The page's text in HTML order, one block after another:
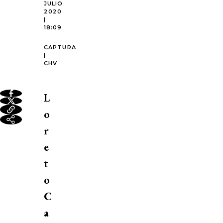
JULIO
2020
|
18:09
CAPTURA
|
CHV
L
o
r
e
t
o
C
a